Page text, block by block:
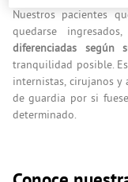
Nuestros pacientes
quedarse
diferenciadas según
tranquilidad posible.
internistas, cirujanos y
de guardia por si
determinado.